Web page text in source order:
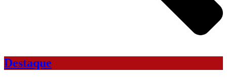
Destaque